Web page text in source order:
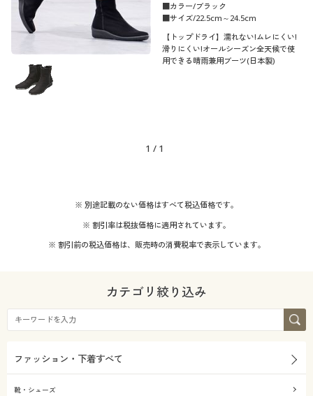
寝具・ベッド
カーテン・ラグ・ファブリック
美容・健康・サプリメント
制服・スクールすべて
制服・学生服
ジュニア・ティーンズ下着
大きいサイズ
大きいサイズ通販すべて
大きいサイズ レディース服
バーゲン
バーゲンセール
詳細検索
カタログ・チラシからのご注文
デジタルカタログ
会員メニュー
閲覧履歴
口コミ
(4〜4.9)
靴・靴下サイ
ズ
撥水
テイスト
ベーシック シック
着用感
40代
■カラー/ブラック
■サイズ/22.5cm～24.5cm
【トップドライ】濡れない!ムレにくい!
滑りにくい!オールシーズン全天候で使
用できる晴雨兼用ブーツ(日本製)
1 / 1
※ 別途記載のない価格はすべて税込価格です。
※ 割引率は税抜価格に適用されています。
※ 割引前の税込価格は、販売時の消費税率で表示しています。
カテゴリ絞り込み
ファッション・下着すべて
靴・シューズ